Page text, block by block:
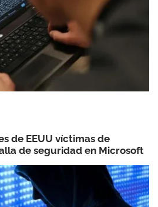
de EEUU víctimas de
de seguridad en Microsoft